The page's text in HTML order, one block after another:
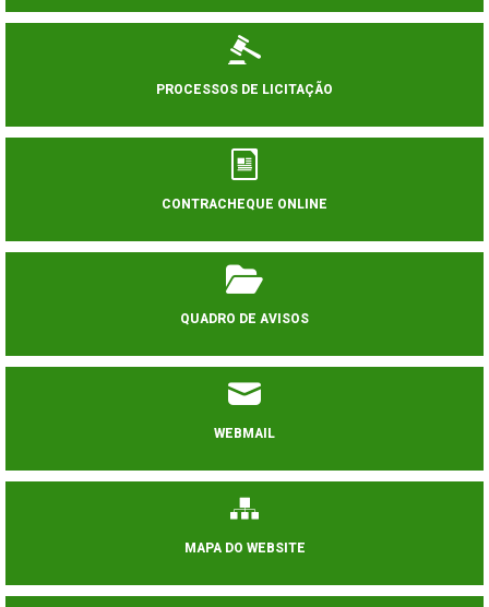
PROCESSOS DE LICITAÇÃO
CONTRACHEQUE ONLINE
QUADRO DE AVISOS
WEBMAIL
MAPA DO WEBSITE